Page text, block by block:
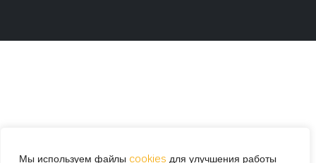
Мы используем файлы cookies для улучшения работы